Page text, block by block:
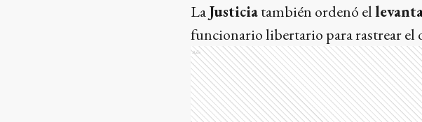
LaJusticiatambién ordenó el
funcionario libertario para rastrear el
Ads